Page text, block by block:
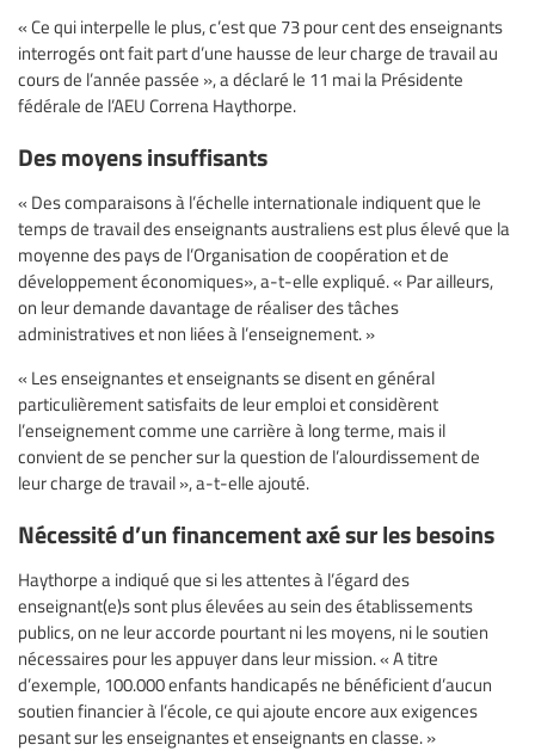
« Ce qui interpelle le plus, c’est que 73 pour cent des enseignants
interrogés ont fait part d’une hausse de leur charge de travail au
cours de l’année passée », a déclaré le 11 mai la Présidente
fédérale de l’AEU Correna Haythorpe.
Des moyens insuffisants
« Des comparaisons à l’échelle internationale indiquent que le
temps de travail des enseignants australiens est plus élevé que la
moyenne des pays de l’Organisation de coopération et de
développement économiques», a-t-elle expliqué. « Par ailleurs,
on leur demande davantage de réaliser des tâches
administratives et non liées à l’enseignement. »
« Les enseignantes et enseignants se disent en général
particulièrement satisfaits de leur emploi et considèrent
l’enseignement comme une carrière à long terme, mais il
convient de se pencher sur la question de l’alourdissement de
leur charge de travail », a-t-elle ajouté.
Nécessité d’un financement axé sur les besoins
Haythorpe a indiqué que si les attentes à l’égard des
enseignant(e)s sont plus élevées au sein des établissements
publics, on ne leur accorde pourtant ni les moyens, ni le soutien
nécessaires pour les appuyer dans leur mission. « A titre
d’exemple, 100.000 enfants handicapés ne bénéficient d’aucun
soutien financier à l’école, ce qui ajoute encore aux exigences
pesant sur les enseignantes et enseignants en classe. »